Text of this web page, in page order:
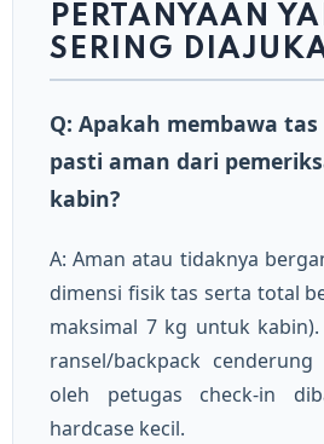
PERTANYAAN
SERING
Q: Apakah membawa
pasti aman dari
kabin?
A: Aman atau tidaknya
dimensi fisik tas serta total
maksimal 7 kg untuk kabin).
ransel/backpack
oleh petugas check-in
hardcase kecil.